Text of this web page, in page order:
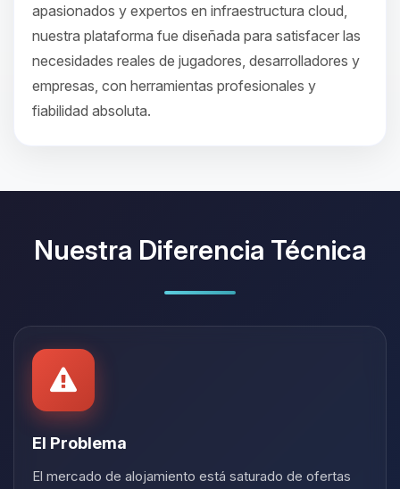
apasionados y expertos en infraestructura cloud,
nuestra plataforma fue diseñada para satisfacer las
necesidades reales de jugadores, desarrolladores y
empresas, con herramientas profesionales y
fiabilidad absoluta.
Nuestra Diferencia Técnica
El Problema
El mercado de alojamiento está saturado de ofertas
07/08/2026 19:44